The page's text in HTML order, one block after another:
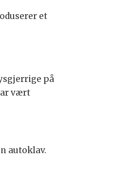
et
på
vært
autoklav.